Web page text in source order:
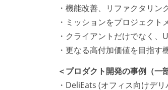
・機能改善、リファクタリ
・ミッションをプロジェク
・クライアントだけでなく
・更なる高付加価値を目指す
＜プロダクト開発の事例（一
・DeliEats (オフィス向けデ